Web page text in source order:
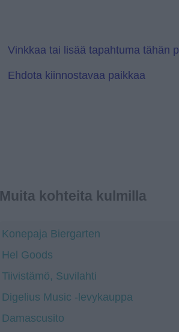
l
e
Vinkkaa tai lisää tapahtuma tähän
Ehdota kiinnostavaa paikkaa
Muita kohteita kulmilla
Konepaja Biergarten
Hel Goods
Tiivistämö, Suvilahti
Digelius Music -levykauppa
Damascusito